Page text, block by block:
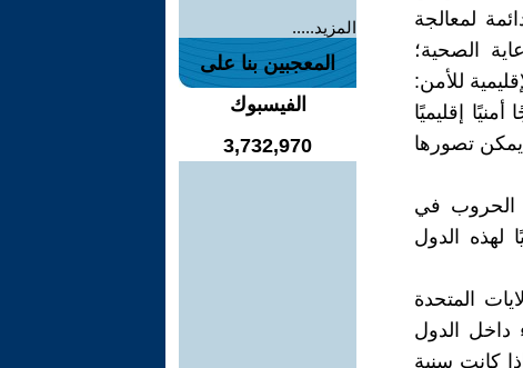
لمعالجة
الصحية؛
للأمن:
إقليميًا
يمكن تصورها
الحروب في
لهذه الدول
المتحدة
داخل الدول
كانت سنية
المزيد.....
المعجبين بنا على
الفيسبوك
3,732,970